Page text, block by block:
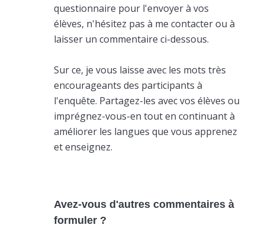
questionnaire pour l'envoyer à vos
élèves, n'hésitez pas à me contacter ou à
laisser un commentaire ci-dessous.
Sur ce, je vous laisse avec les mots très
encourageants des participants à
l'enquête. Partagez-les avec vos élèves ou
imprégnez-vous-en tout en continuant à
améliorer les langues que vous apprenez
et enseignez.
Avez-vous d'autres commentaires à
formuler ?